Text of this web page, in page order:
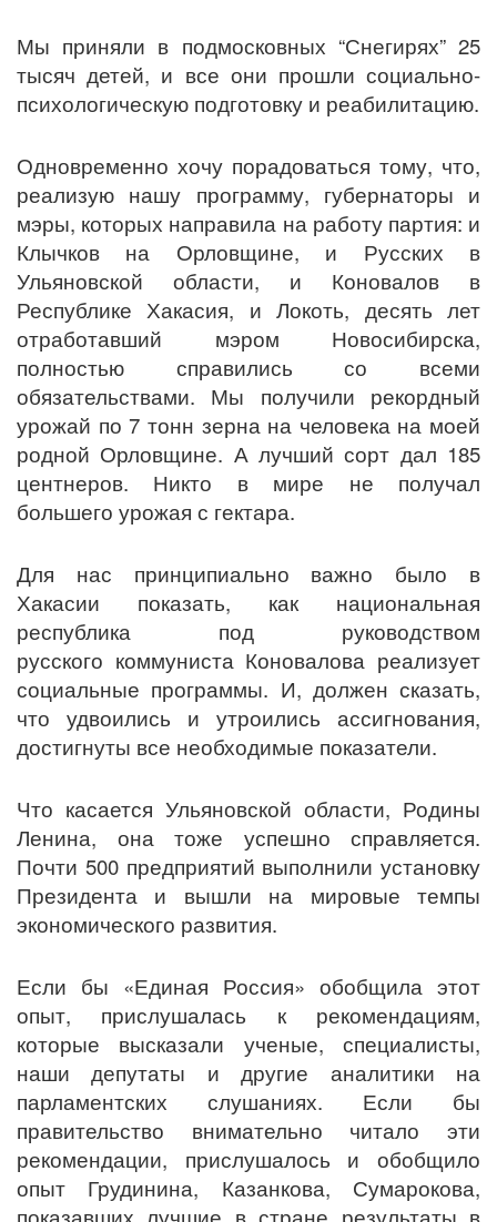
Мы приняли в подмосковных “Снегирях” 25
тысяч детей, и все они прошли социально-
психологическую подготовку и реабилитацию.
Одновременно хочу порадоваться тому, что,
реализую нашу программу, губернаторы и
мэры, которых направила на работу партия: и
Клычков на Орловщине, и Русских в
Ульяновской области, и Коновалов в
Республике Хакасия, и Локоть, десять лет
отработавший мэром Новосибирска,
полностью справились со всеми
обязательствами. Мы получили рекордный
урожай по 7 тонн зерна на человека на моей
родной Орловщине. А лучший сорт дал 185
центнеров. Никто в мире не получал
большего урожая с гектара.
Для нас принципиально важно было в
Хакасии показать, как национальная
республика под руководством
русского коммуниста Коновалова реализует
социальные программы. И, должен сказать,
что удвоились и утроились ассигнования,
достигнуты все необходимые показатели.
Что касается Ульяновской области, Родины
Ленина, она тоже успешно справляется.
Почти 500 предприятий выполнили установку
Президента и вышли на мировые темпы
экономического развития.
Если бы «Единая Россия» обобщила этот
опыт, прислушалась к рекомендациям,
которые высказали ученые, специалисты,
наши депутаты и другие аналитики на
парламентских слушаниях. Если бы
правительство внимательно читало эти
рекомендации, прислушалось и обобщило
опыт Грудинина, Казанкова, Сумарокова,